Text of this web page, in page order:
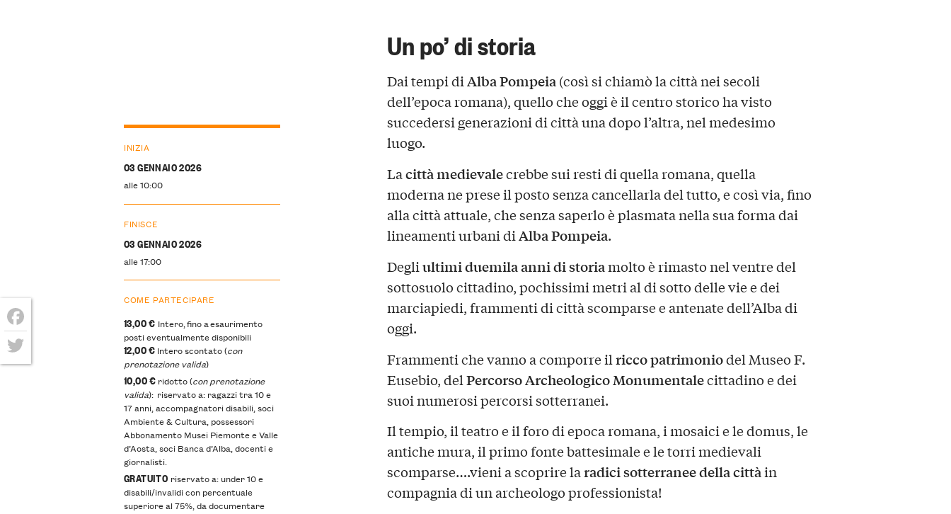
Un po’ di storia
Dai tempi diAlba Pompeia(così si chiamò la città nei secoli
dell’epoca romana), quello che oggi è il centro storico ha visto
succedersi generazioni di città una dopo l’altra, nel medesimo
luogo.
Lacittà medievalecrebbe sui resti di quella romana, quella
moderna ne prese il posto senza cancellarla del tutto, e così via, fino
alla città attuale, che senza saperlo è plasmata nella sua forma dai
lineamenti urbani diAlba Pompeia.
Degliultimi duemila anni di storiamolto è rimasto nel ventre del
sottosuolo cittadino, pochissimi metri al di sotto delle vie e dei
marciapiedi, frammenti di città scomparse e antenate dell’Alba di
oggi.
Frammenti che vanno a comporre ilricco patrimoniodel Museo F.
Eusebio, delPercorso Archeologico Monumentalecittadino e dei
suoi numerosi percorsi sotterranei.
Il tempio, il teatro e il foro di epoca romana, i mosaici e le domus, le
antiche mura, il primo fonte battesimale e le torri medievali
scomparse….vieni a scoprire laradici sotterranee della cittàin
compagnia di un archeologo professionista!
INIZIA
03 GENNAIO 2026
alle 10:00
FINISCE
03 GENNAIO 2026
alle 17:00
COME PARTECIPARE
13,00 € Intero, fino a esaurimento
posti eventualmente disponibili
12,00 € Intero scontato (con
prenotazione valida)
10,00 € ridotto (con prenotazione
valida): riservato a: ragazzi tra 10 e
17 anni, accompagnatori disabili, soci
Ambiente & Cultura, possessori
Abbonamento Musei Piemonte e Valle
d’Aosta, soci Banca d’Alba, docenti e
giornalisti.
GRATUITO riservato a: under 10 e
disabili/invalidi con percentuale
superiore al 75%, da documentare
Facebook
Twitter